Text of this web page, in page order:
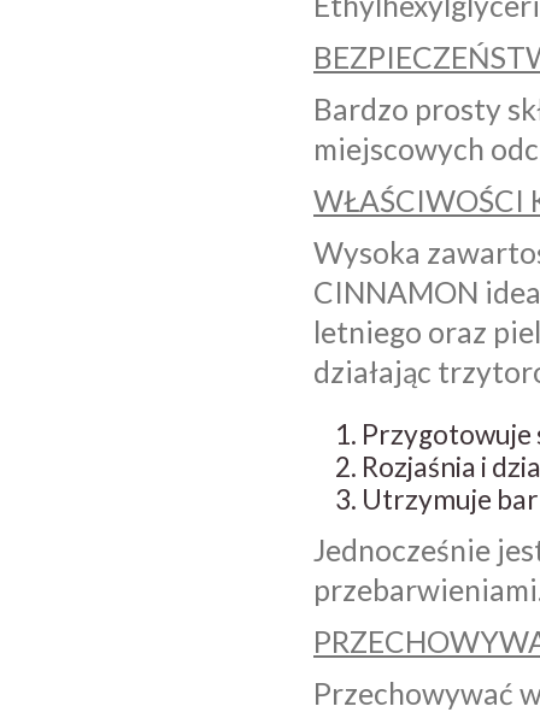
Bardzo prosty
miejscowych
WŁAŚCIWOŚCI
Wysoka
CINNAMON
letniego oraz
działając
Przygotowuje
Rozjaśnia i
Utrzymuje
Jednocześnie
Przechowywać